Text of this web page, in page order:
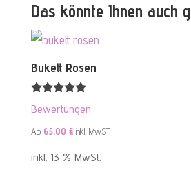
Das könnte Ihnen auch
Bukett Rosen
5.00
Bewertungen
Ab 65,00 € inkl. MwST
inkl. 13 % MwSt.